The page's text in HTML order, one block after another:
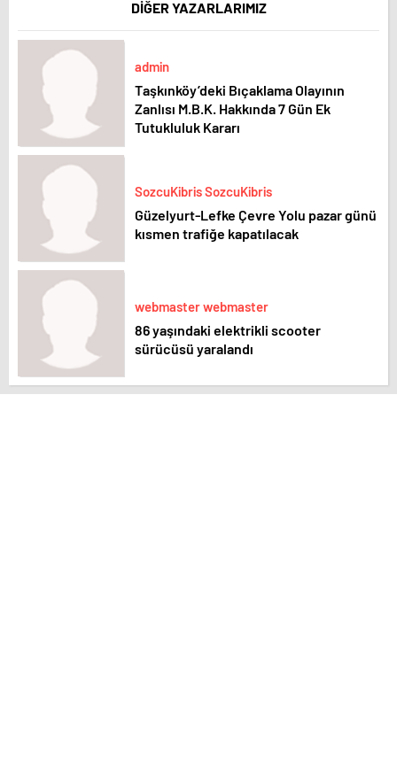
DİĞER YAZARLARIMIZ
admin
Taşkınköy’deki Bıçaklama Olayının
Zanlısı M.B.K. Hakkında 7 Gün Ek
Tutukluluk Kararı
SozcuKibris SozcuKibris
Güzelyurt-Lefke Çevre Yolu pazar günü
kısmen trafiğe kapatılacak
webmaster webmaster
86 yaşındaki elektrikli scooter
sürücüsü yaralandı